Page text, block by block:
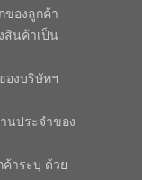
ของลูกค้า
สินค้าเป็น
องบริษัทฯ
นประจำของ
าระบุ ด้วย